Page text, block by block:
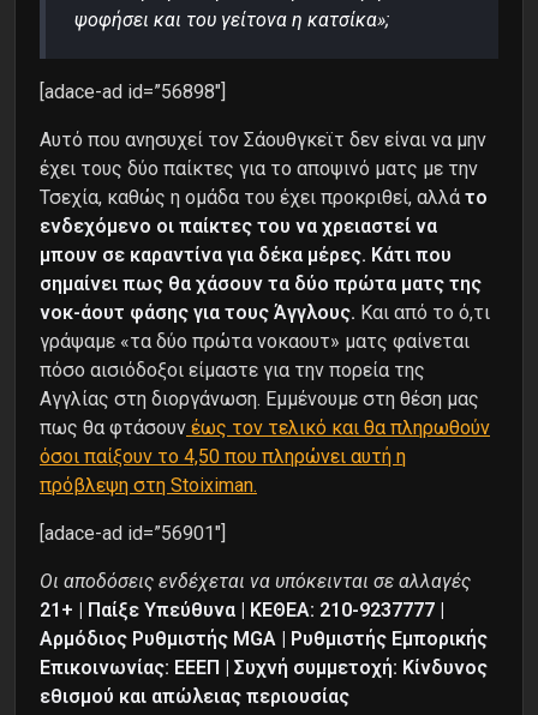
ψοφήσει και του γείτονα η κατσίκα»;
[adace-ad id=”56898″]
Αυτό που ανησυχεί τον Σάουθγκεϊτ δεν είναι να μην
έχει τους δύο παίκτες για το αποψινό ματς με την
Τσεχία, καθώς η ομάδα του έχει προκριθεί, αλλά το
ενδεχόμενο οι παίκτες του να χρειαστεί να
μπουν σε καραντίνα για δέκα μέρες. Κάτι που
σημαίνει πως θα χάσουν τα δύο πρώτα ματς της
νοκ-άουτ φάσης για τους Άγγλους. Και από το ό,τι
γράψαμε «τα δύο πρώτα νοκαουτ» ματς φαίνεται
πόσο αισιόδοξοι είμαστε για την πορεία της
Αγγλίας στη διοργάνωση. Εμμένουμε στη θέση μας
πως θα φτάσουν έως τον τελικό και θα πληρωθούν
όσοι παίξουν το 4,50 που πληρώνει αυτή η
πρόβλεψη στη Stoiximan.
[adace-ad id=”56901″]
Oι αποδόσεις ενδέχεται να υπόκεινται σε αλλαγές
21+ | Παίξε Υπεύθυνα | ΚΕΘΕΑ: 210-9237777 |
Αρμόδιος Ρυθμιστής MGA | Ρυθμιστής Εμπορικής
Επικοινωνίας: ΕΕΕΠ | Συχνή συμμετοχή: Κίνδυνος
εθισμού και απώλειας περιουσίας